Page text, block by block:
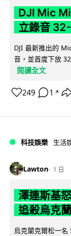
DJI Mic
立錄音
DJI 最新推出的
音，並首度下放
閱讀全文
249 1 ↗
科技娛樂 生活
Lawton 1 日
澤連斯基
追殺烏克
烏克蘭克爾松一